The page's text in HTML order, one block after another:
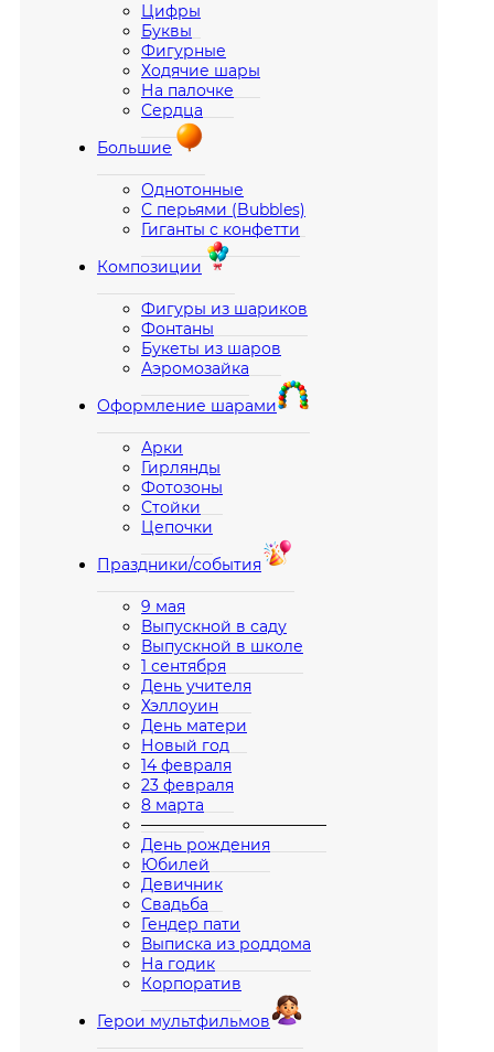
Цифры
Буквы
Фигурные
Ходячие шары
На палочке
Сердца
Большие
Однотонные
С перьями (Bubbles)
Гиганты с конфетти
Композиции
Фигуры из шариков
Фонтаны
Букеты из шаров
Аэромозайка
Оформление шарами
Арки
Гирлянды
Фотозоны
Стойки
Цепочки
Праздники/события
9 мая
Выпускной в саду
Выпускной в школе
1 сентября
День учителя
Хэллоуин
День матери
Новый год
14 февраля
23 февраля
8 марта
————————————
День рождения
Юбилей
Девичник
Свадьба
Гендер пати
Выписка из роддома
На годик
Корпоратив
Герои мультфильмов